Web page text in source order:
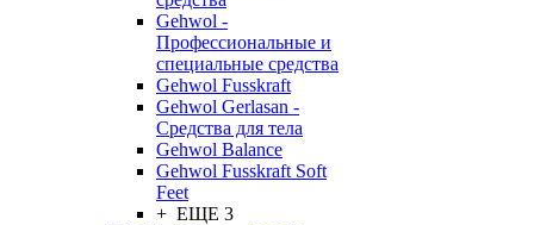
Gehwol -
Профессиональные и
специальные средства
Gehwol Fusskraft
Gehwol Gerlasan -
Средства для тела
Gehwol Balance
Gehwol Fusskraft Soft
Feet
+ ЕЩЕ 3